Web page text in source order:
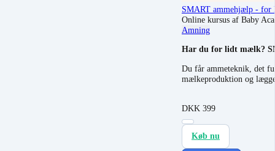
SMART ammehjælp -
Online kursus af Baby
Amning
Har du for lidt mælk?
Du får ammeteknik, det
mælkeproduktion og
DKK 399
Køb nu